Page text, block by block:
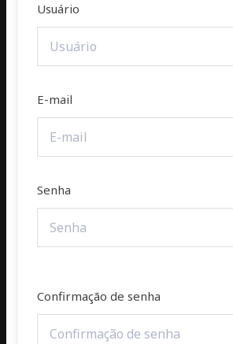
Usuário
E-mail
Senha
Confirmação de senha